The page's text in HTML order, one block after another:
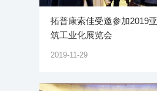
拓普康索佳受邀参加2019
筑工业化展览会
2019-11-29